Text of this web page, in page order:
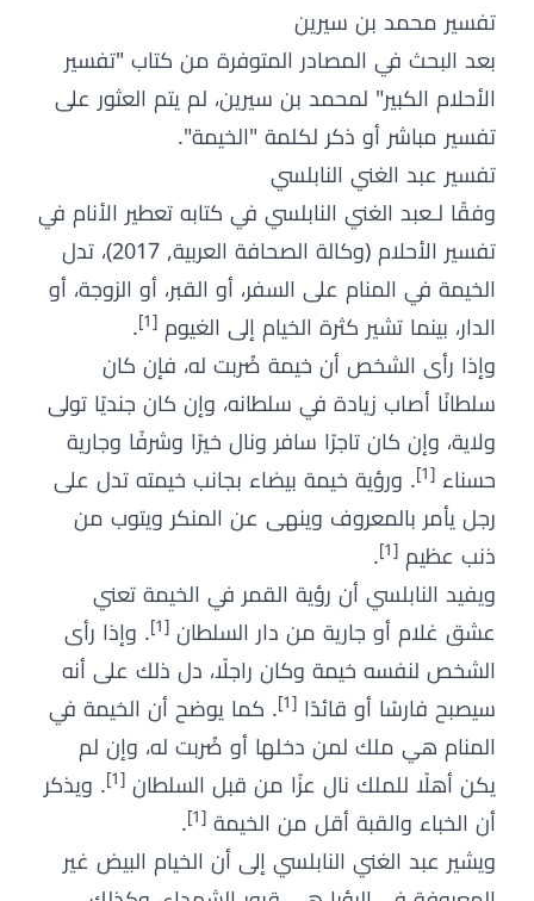
تفسير محمد بن سيرين
بعد البحث في المصادر المتوفرة من كتاب "تفسير
الأحلام الكبير" لمحمد بن سيرين، لم يتم العثور على
تفسير مباشر أو ذكر لكلمة "الخيمة".
تفسير عبد الغني النابلسي
وفقًا لـعبد الغني النابلسي في كتابه تعطير الأنام في
تفسير الأحلام (وكالة الصحافة العربية, 2017)، تدل
الخيمة في المنام على السفر، أو القبر، أو الزوجة، أو
الدار، بينما تشير كثرة الخيام إلى الغيوم [1]
.
وإذا رأى الشخص أن خيمة ضُربت له، فإن كان
سلطانًا أصاب زيادة في سلطانه، وإن كان جنديًا تولى
ولاية، وإن كان تاجرًا سافر ونال خيرًا وشرفًا وجارية
حسناء [1] . ورؤية خيمة بيضاء بجانب خيمته تدل على
رجل يأمر بالمعروف وينهى عن المنكر ويتوب من
ذنب عظيم [1]
.
ويفيد النابلسي أن رؤية القمر في الخيمة تعني
عشق غلام أو جارية من دار السلطان [1] . وإذا رأى
الشخص لنفسه خيمة وكان راجلًا، دل ذلك على أنه
سيصبح فارسًا أو قائدًا [1] . كما يوضح أن الخيمة في
المنام هي ملك لمن دخلها أو ضُربت له، وإن لم
يكن أهلًا للملك نال عزًا من قبل السلطان [1] . ويذكر
أن الخباء والقبة أقل من الخيمة [1]
.
ويشير عبد الغني النابلسي إلى أن الخيام البيض غير